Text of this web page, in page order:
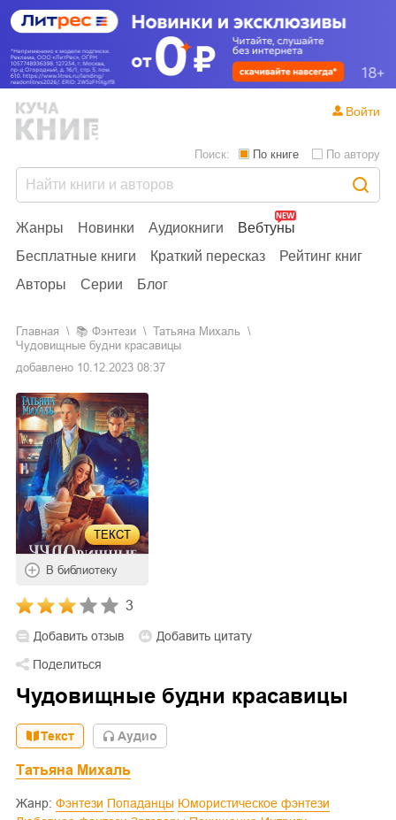
Жанры Новинки Аудиокниги
Вебтуны
Бесплатные книги
Краткий пересказ
Рейтинг книг
Авторы
Серии Блог
Поиск: По книге По автору
Войти
Главная 📚 фэнтези
Татьяна Михаль
Чудовищные будни красавицы
добавлено 10.12.2023 08:37
ТЕКСТ
В библиотеку
3
Добавить отзыв
Добавить цитату
Поделиться
Чудовищные будни красавицы
Текст Aудио
Татьяна Михаль
Жанр: Фэнтези Попаданцы
Юмористическое фэнтези